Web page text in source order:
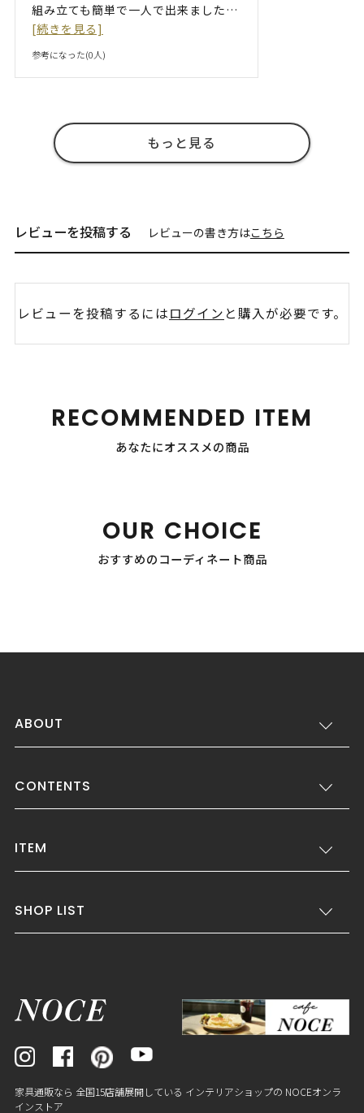
組み立ても簡単で一人で出来ました…
[続きを見る]
参考になった(0人)
もっと見る
レビューを投稿する レビューの書き方はこちら
レビューを投稿するにはログイン と購入が必要です。
RECOMMENDED ITEM
あなたにオススメの商品
OUR CHOICE
おすすめのコーディネート商品
ABOUT
CONTENTS
ITEM
SHOP LIST
家具通販なら 全国15店舗展開している インテリアショップの NOCEオンラ
インストア